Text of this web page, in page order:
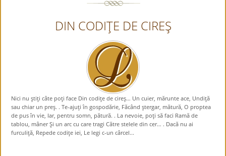
DIN CODIŢE DE CIREŞ
Nici nu ştiţi câte poţi face Din codiţe de cireş… Un cuier, mărunte ace, Undiţă
sau chiar un preş. . Te-ajuţi în gospodărie, Făcând ştergar, mătură, O proptea
de pus în vie, Iar, pentru somn, pătură. . La nevoie, poţi să faci Ramă de
tablou, mâner Şi un arc cu care tragi Către stelele din cer… . Dacă nu ai
furculiţă, Repede codiţe iei, Le legi c-un cârcel...